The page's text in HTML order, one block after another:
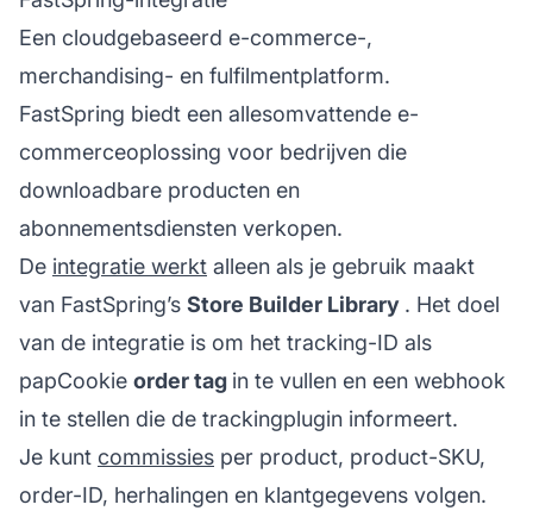
Een cloudgebaseerd e-commerce-,
merchandising- en fulfilmentplatform.
FastSpring biedt een allesomvattende e-
commerceoplossing voor bedrijven die
downloadbare producten en
abonnementsdiensten verkopen.
De integratie werkt alleen als je gebruik maakt
van FastSpring’s Store Builder Library . Het doel
van de integratie is om het tracking-ID als
papCookie order tag in te vullen en een webhook
in te stellen die de trackingplugin informeert.
Je kunt commissies per product, product-SKU,
order-ID, herhalingen en klantgegevens volgen.